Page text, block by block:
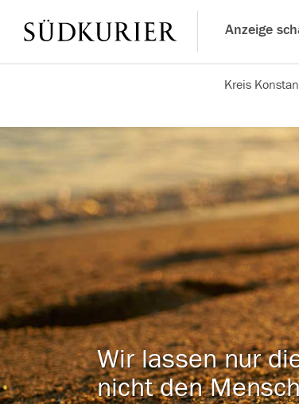
Anzeige
Kreis
Wir lassen nur
nicht den